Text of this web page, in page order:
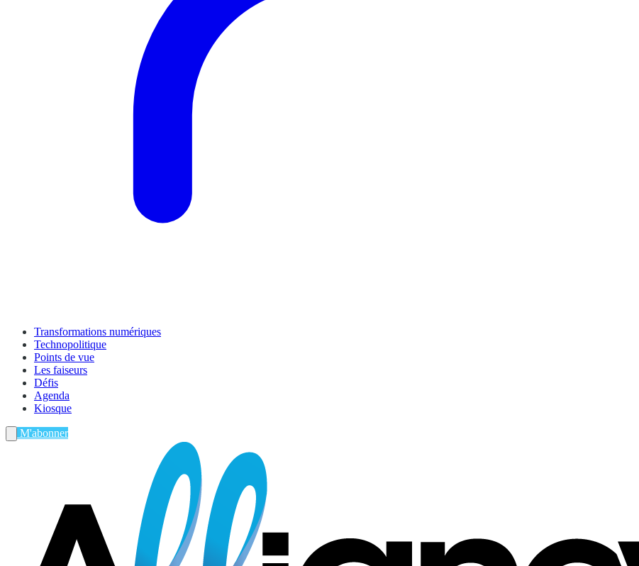
Transformations numériques
Technopolitique
Points de vue
Les faiseurs
Défis
Agenda
Kiosque
M'abonner